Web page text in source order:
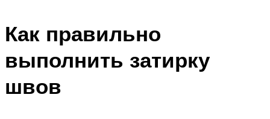
Как правильно
выполнить затирку
швов